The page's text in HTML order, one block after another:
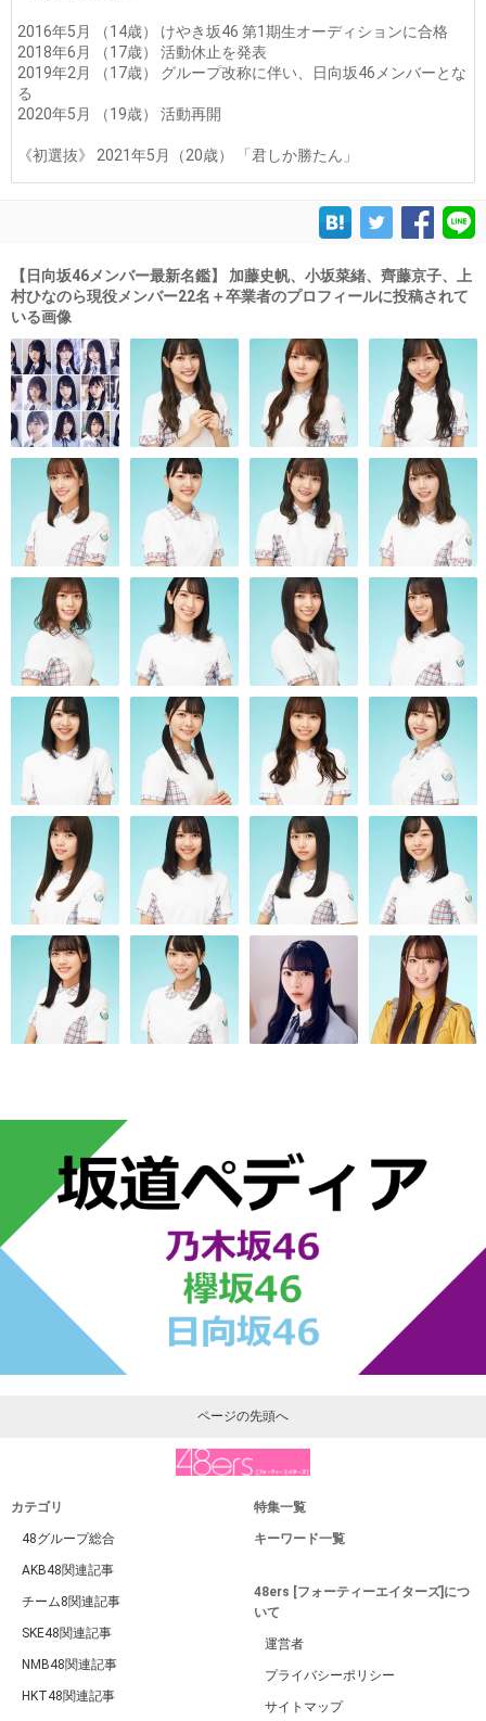
2016年5月 （14歳） けやき坂46 第1期生オーディションに合格
2018年6月 （17歳） 活動休止を発表
2019年2月 （17歳） グループ改称に伴い、日向坂46メンバーとな
る
2020年5月 （19歳） 活動再開
《初選抜》 2021年5月（20歳） 「君しか勝たん」
【日向坂46メンバー最新名鑑】 加藤史帆、小坂菜緒、齊藤京子、上
村ひなのら現役メンバー22名＋卒業者のプロフィールに投稿されて
いる画像
ページの先頭へ
カテゴリ
48グループ総合
AKB48関連記事
チーム8関連記事
SKE48関連記事
NMB48関連記事
HKT48関連記事
特集一覧
キーワード一覧
48ers [フォーティーエイターズ]につ
いて
運営者
プライバシーポリシー
サイトマップ